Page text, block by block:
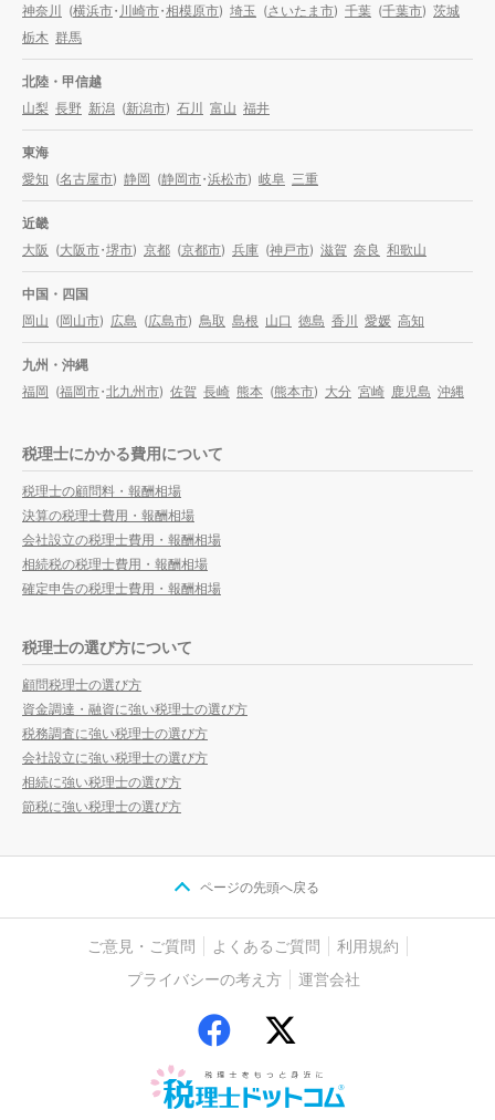
神奈川
(横浜市・ 川崎市・相模原市) 埼玉 (さいたま市) 千葉 (千葉市) 茨城
栃木 群馬
北陸・甲信越
山梨 長野 新潟 (新潟市) 石川 富山 福井
東海
愛知 (名古屋市) 静岡 (静岡市・浜松市) 岐阜 三重
近畿
大阪 (大阪市・堺市) 京都 (京都市) 兵庫 (神戸市) 滋賀 奈良 和歌山
中国・四国
岡山 (岡山市) 広島 (広島市) 鳥取 島根 山口 徳島 香川 愛媛 高知
九州・沖縄
福岡 (福岡市・北九州市) 佐賀 長崎 熊本 (熊本市) 大分 宮崎 鹿児島 沖縄
税理士にかかる費用について
税理士の顧問料・報酬相場
決算の税理士費用・報酬相場
会社設立の税理士費用・報酬相場
相続税の税理士費用・報酬相場
確定申告の税理士費用・報酬相場
税理士の選び方について
顧問税理士の選び方
資金調達・融資に強い税理士の選び方
税務調査に強い税理士の選び方
会社設立に強い税理士の選び方
相続に強い税理士の選び方
節税に強い税理士の選び方
ページの先頭へ戻る
ご意見・ご質問 よくあるご質問
利用規約
プライバシーの考え方
運営会社